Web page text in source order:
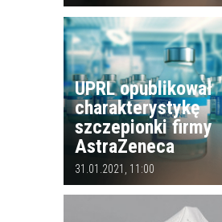
UPRL opublikował
charakterystykę
szczepionki firmy
AstraZeneca
31.01.2021, 11:00